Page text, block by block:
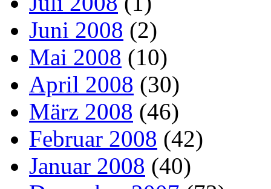
Juni 2008 (2)
Mai 2008 (10)
April 2008 (30)
März 2008 (46)
Februar 2008 (42)
Januar 2008 (40)